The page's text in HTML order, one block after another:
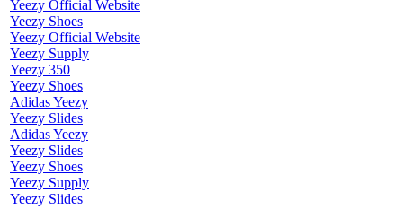
Yeezy Official Website
Yeezy Shoes
Yeezy Official Website
Yeezy Supply
Yeezy 350
Yeezy Shoes
Adidas Yeezy
Yeezy Slides
Adidas Yeezy
Yeezy Slides
Yeezy Shoes
Yeezy Supply
Yeezy Slides